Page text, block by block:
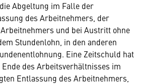
Abgeltung im Falle der
des Arbeitnehmers, der
und bei Austritt ohne
Stundenlohn, in den anderen
Eine Zeitschuld hat
des Arbeitsverhältnisses im
Entlassung des Arbeitnehmers,